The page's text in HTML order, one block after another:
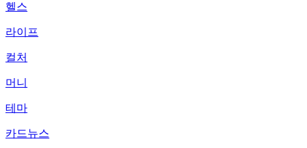
헬스
라이프
컬처
머니
테마
카드뉴스